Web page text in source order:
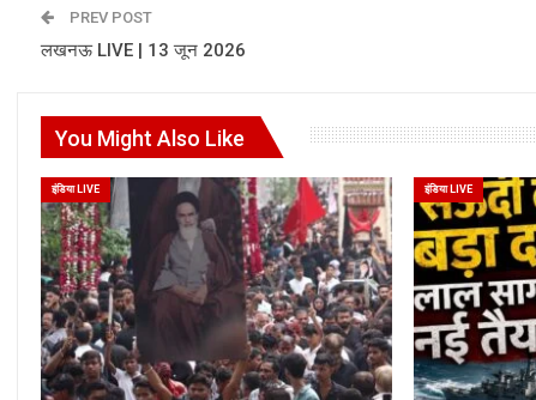
PREV POST
लखनऊ LIVE | 13 जून 2026
You Might Also Like
इंडिया LIVE इंडिया LIVE